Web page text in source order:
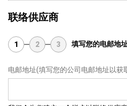
联络供应商
1 2 3 填写您的电邮地
电邮地址(填写您的公司电邮地址以获